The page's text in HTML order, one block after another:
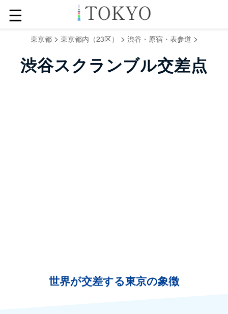
☰
東京都> 東京都内（23区） > 渋谷・原宿・表参道 >
渋谷スクランブル交差点
世界が交差する東京の象徴